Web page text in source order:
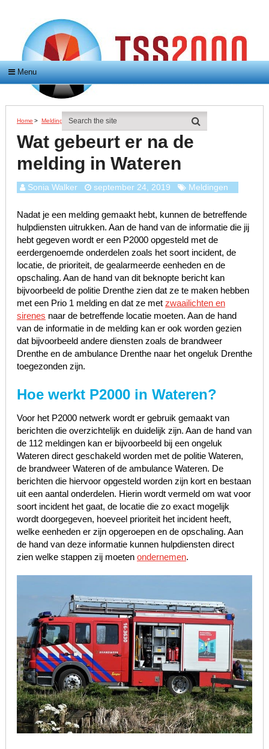
Menu
Home > Meldingen > Wat Gebeurt Er Na De Melding In Wateren
Wat gebeurt er na de
melding in Wateren
Sonia Walker september 24, 2019 Meldingen
Nadat je een melding gemaakt hebt, kunnen de betreffende
hulpdiensten uitrukken. Aan de hand van de informatie die jij
hebt gegeven wordt er een P2000 opgesteld met de
eerdergenoemde onderdelen zoals het soort incident, de
locatie, de prioriteit, de gealarmeerde eenheden en de
opschaling. Aan de hand van dit beknopte bericht kan
bijvoorbeeld de politie Drenthe zien dat ze te maken hebben
met een Prio 1 melding en dat ze met zwaailichten en
sirenes naar de betreffende locatie moeten. Aan de hand
van de informatie in de melding kan er ook worden gezien
dat bijvoorbeeld andere diensten zoals de brandweer
Drenthe en de ambulance Drenthe naar het ongeluk Drenthe
toegezonden zijn.
Hoe werkt P2000 in Wateren?
Voor het P2000 netwerk wordt er gebruik gemaakt van
berichten die overzichtelijk en duidelijk zijn. Aan de hand van
de 112 meldingen kan er bijvoorbeeld bij een ongeluk
Wateren direct geschakeld worden met de politie Wateren,
de brandweer Wateren of de ambulance Wateren. De
berichten die hiervoor opgesteld worden zijn kort en bestaan
uit een aantal onderdelen. Hierin wordt vermeld om wat voor
soort incident het gaat, de locatie die zo exact mogelijk
wordt doorgegeven, hoeveel prioriteit het incident heeft,
welke eenheden er zijn opgeroepen en de opschaling. Aan
de hand van deze informatie kunnen hulpdiensten direct
zien welke stappen zij moeten ondernemen.